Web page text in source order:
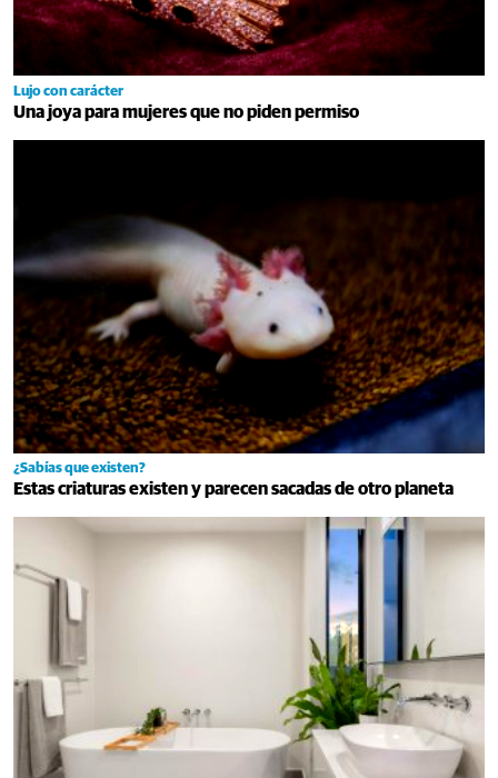
Lujo con carácter
Una joya para mujeres que no piden permiso
¿Sabías que existen?
Estas criaturas existen y parecen sacadas de otro planeta